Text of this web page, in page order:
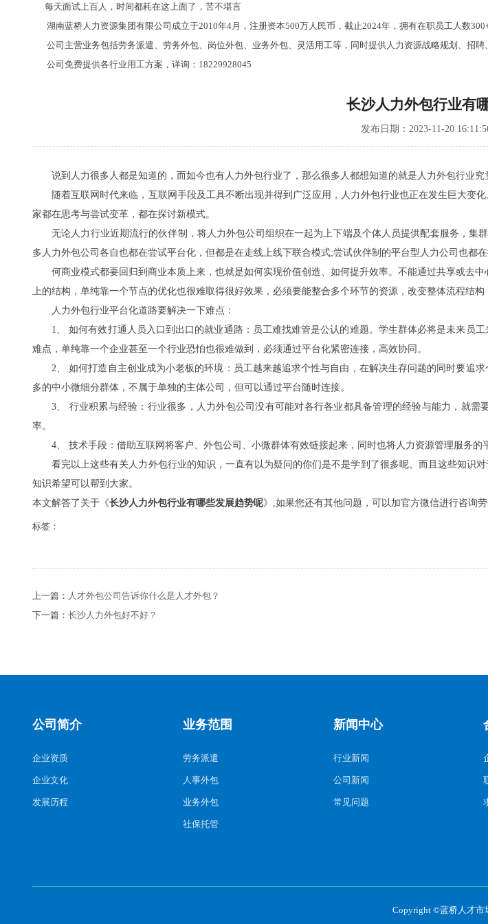
每天面试上百人，时间都耗在这上面了，苦不堪言
湖南蓝桥人力资源集团有限公司成立于2010年4月，注册资本500万人民币，截止2024年，拥有在职员工人数
公司主营业务包括劳务派遣、劳务外包、岗位外包、业务外包、灵活用工等，同时提供人力资源战略规划、招聘
公司免费提供各行业用工方案，详询：18229928045
长沙人力外包行业有
发布日期：2023-11-20
说到人力很多人都是知道的，而如今也有人力外包行业了，那么很多人都想知道的就是人力外包行业究
随着互联网时代来临，互联网手段及工具不断出现并得到广泛应用，人力外包行业也正在发生巨大变
家都在思考与尝试变革，都在探讨新模式。
无论人力行业近期流行的伙伴制，将人力外包公司组织在一起为上下端及个体人员提供配套服务，集
多人力外包公司各自也都在尝试平台化，但都是在走线上线下联合模式;尝试伙伴制的平台型人力公司也都
何商业模式都要回归到商业本质上来，也就是如何实现价值创造、如何提升效率。不能通过共享或去
上的结构，单纯靠一个节点的优化也很难取得很好效果，必须要能整合多个环节的资源，改变整体流程结
人力外包行业平台化道路要解决一下难点：
1、 如何有效打通人员入口到出口的就业通路：员工难找难管是公认的难题。学生群体必将是未来员
难点，单纯靠一个企业甚至一个行业恐怕也很难做到，必须通过平台化紧密连接，高效协同。
2、 如何打造自主创业成为小老板的环境：员工越来越追求个性与自由，在解决生存问题的同时要追
多的中小微细分群体，不属于单独的主体公司，但可以通过平台随时连接。
3、 行业积累与经验：行业很多，人力外包公司没有可能对各行各业都具备管理的经验与能力，就需
率。
4、 技术手段：借助互联网将客户、外包公司、小微群体有效链接起来，同时也将人力资源管理服务的
看完以上这些有关人力外包行业的知识，一直有以为疑问的你们是不是学到了很多呢。而且这些知识
知识希望可以帮到大家。
本文解答了关于《长沙人力外包行业有哪些发展趋势呢》,如果您还有其他问题，可以加官方微信进行咨询
标签：
上一篇： 人才外包公司告诉你什么是人才外包？
下一篇： 长沙人力外包好不好？
公司简介
企业资质
企业文化
发展历程
业务范围
劳务派遣
人事外包
业务外包
社保托管
新闻中心
行业新闻
公司新闻
常见问题
Copyright ©蓝桥人才市